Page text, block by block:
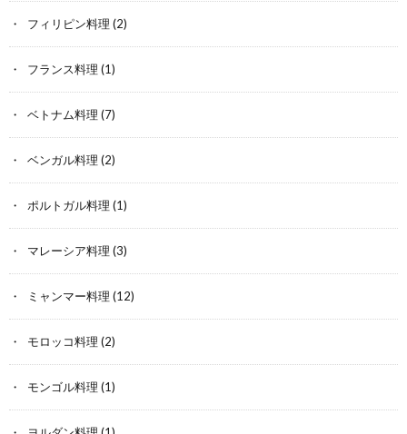
フィリピン料理 (2)
フランス料理 (1)
ベトナム料理 (7)
ベンガル料理 (2)
ポルトガル料理 (1)
マレーシア料理 (3)
ミャンマー料理 (12)
モロッコ料理 (2)
モンゴル料理 (1)